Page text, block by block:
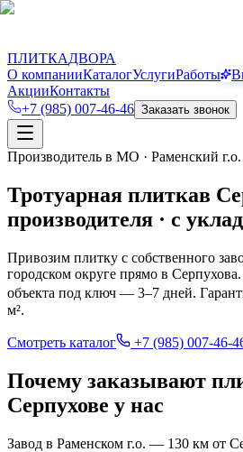
ПЛИТКАДВОРА
О компанииКаталогУслугиРаботы
АкцииКонтакты
+7 (985) 007-46-46 Заказать звонок
Производитель в МО · Раменский г.о.
Тротуарная плиткав
производителя · с
Привозим плитку с собственного
городском округе прямо в Серпухова
объекта под ключ — 3–7 дней.
м².
Смотреть каталог +7 (985) 007-46-
Почему заказывают
Серпухове у нас
Завод в Раменском г.о. — 130 км от